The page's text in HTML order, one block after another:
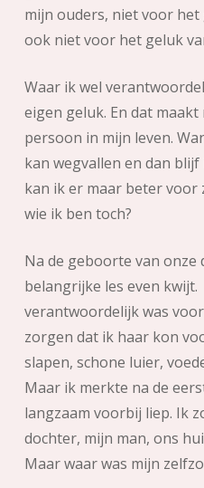
mijn ouders, niet voor
ook niet voor het geluk
Waar ik wel
eigen geluk. En dat
persoon in mijn leven.
kan wegvallen en dan
kan ik er maar beter
wie ik ben toch?
Na de geboorte van onze
belangrijke les even
verantwoordelijk was
zorgen dat ik haar kon
slapen, schone luier,
Maar ik merkte na de
langzaam voorbij liep. Ik
dochter, mijn man, ons
Maar waar was mijn